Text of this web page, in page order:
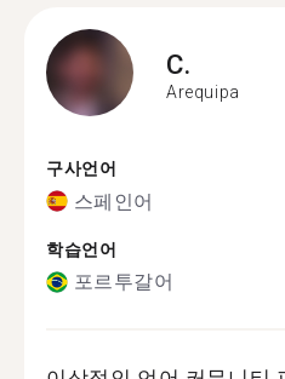
C.
Arequipa
구사언어
스페인어
학습언어
포르투갈어